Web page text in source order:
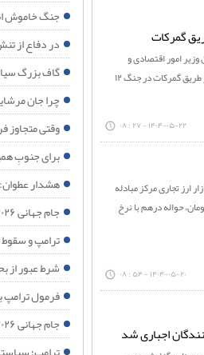
امور اقتصادی و
دارایی - درباره شائبه نفوذ کانتینرهای تجهیزات نظامی دشمن صهیونیستی از طریق گمرکات در جنگ ۱۲
۱۴۰۴-۰۵-۲۲ - ۲۷ : ۰۸
ارز تجاری مرکز مبادله
دلار با نرخ ۶۹ هزار و ۹۰۱ تومان، حواله یورو با نرخ ۸۱ هزار و ۳۹۷ تومان، حواله درهم با نرخ
۱۴۰۴-۰۵-۲۰ - ۵۴ : ۰۸
اجباری شد
جنگ خاموش
در دفاع از
گاف بزرگ
چرا جان مرشایمر پذیرش تفاهم‌نامه ۱۷
وقتی
برای جنوبِ
هشدار
جام جهانی ۲۰۲۶؛ وقتی غزه جغرافیای اخلاقی فوتبال را تغییر داد
ترامپ و
شرط عبور از
فرمول ترامپ
جام جهانی ۲۰۲۶؛ وقتی فینال فوتبال به همه‌پرسی جهانی درباره فلسطین تبدیل می شود